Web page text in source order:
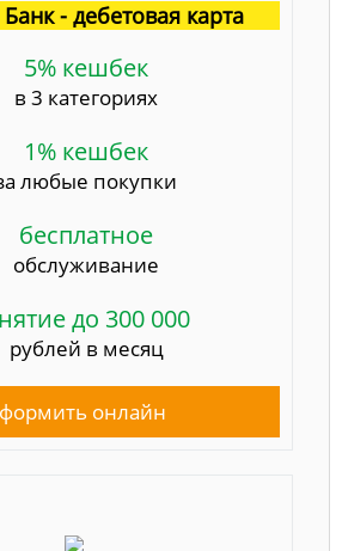
- дебетовая карта
5% кешбек
в 3 категориях
1% кешбек
любые покупки
бесплатное
обслуживание
до 300 000
рублей в месяц
онлайн